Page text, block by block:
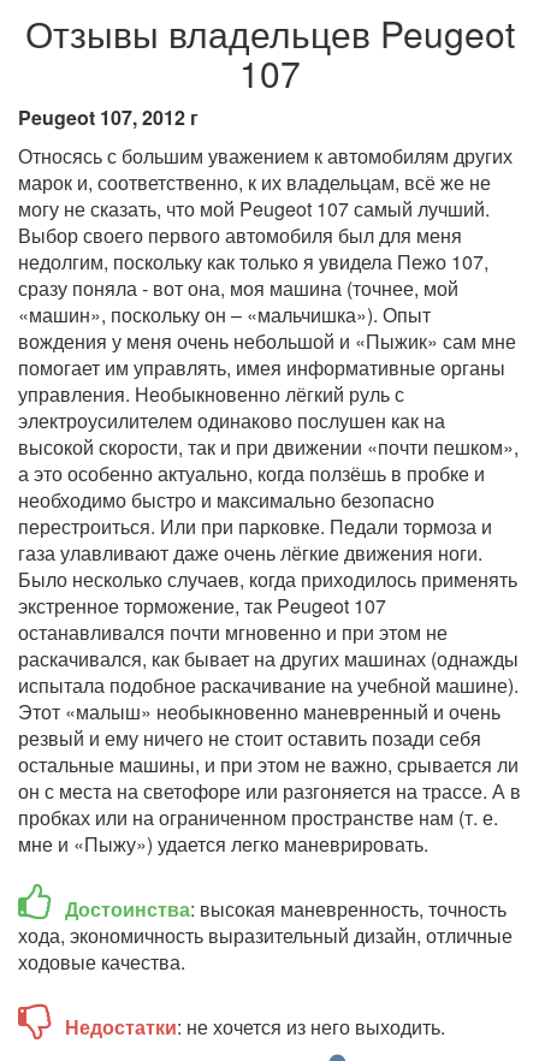
Отзывы владельцев Peugeot
107
Peugeot 107, 2012 г
Относясь с большим уважением к автомобилям других
марок и, соответственно, к их владельцам, всё же не
могу не сказать, что мой Peugeot 107 самый лучший.
Выбор своего первого автомобиля был для меня
недолгим, поскольку как только я увидела Пежо 107,
сразу поняла - вот она, моя машина (точнее, мой
«машин», поскольку он – «мальчишка»). Опыт
вождения у меня очень небольшой и «Пыжик» сам мне
помогает им управлять, имея информативные органы
управления. Необыкновенно лёгкий руль с
электроусилителем одинаково послушен как на
высокой скорости, так и при движении «почти пешком»,
а это особенно актуально, когда ползёшь в пробке и
необходимо быстро и максимально безопасно
перестроиться. Или при парковке. Педали тормоза и
газа улавливают даже очень лёгкие движения ноги.
Было несколько случаев, когда приходилось применять
экстренное торможение, так Peugeot 107
останавливался почти мгновенно и при этом не
раскачивался, как бывает на других машинах (однажды
испытала подобное раскачивание на учебной машине).
Этот «малыш» необыкновенно маневренный и очень
резвый и ему ничего не стоит оставить позади себя
остальные машины, и при этом не важно, срывается ли
он с места на светофоре или разгоняется на трассе. А в
пробках или на ограниченном пространстве нам (т. е.
мне и «Пыжу») удается легко маневрировать.
Достоинства: высокая маневренность, точность
хода, экономичность выразительный дизайн, отличные
ходовые качества.
Недостатки: не хочется из него выходить.